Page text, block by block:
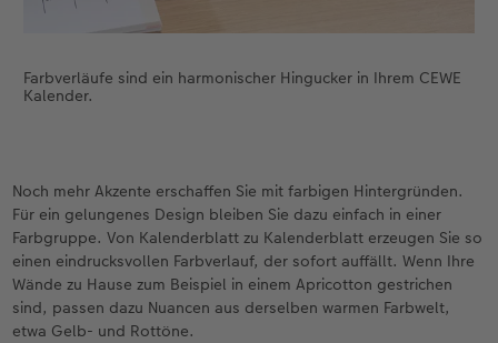
Farbverläufe sind ein harmonischer Hingucker in Ihrem CEWE
Kalender.
Noch mehr Akzente erschaffen Sie mit farbigen Hintergründen.
Für ein gelungenes Design bleiben Sie dazu einfach in einer
Farbgruppe. Von Kalenderblatt zu Kalenderblatt erzeugen Sie so
einen eindrucksvollen Farbverlauf, der sofort auffällt. Wenn Ihre
Wände zu Hause zum Beispiel in einem Apricotton gestrichen
sind, passen dazu Nuancen aus derselben warmen Farbwelt,
etwa Gelb- und Rottöne.